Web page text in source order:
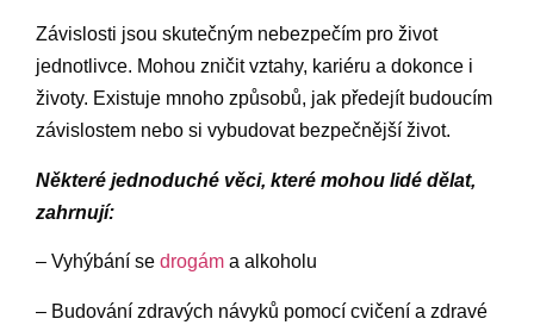
Závislosti jsou skutečným nebezpečím pro život
jednotlivce. Mohou zničit vztahy, kariéru a dokonce i
životy. Existuje mnoho způsobů, jak předejít budoucím
závislostem nebo si vybudovat bezpečnější život.
Některé jednoduché věci, které mohou lidé dělat,
zahrnují:
– Vyhýbání se drogám a alkoholu
– Budování zdravých návyků pomocí cvičení a zdravé